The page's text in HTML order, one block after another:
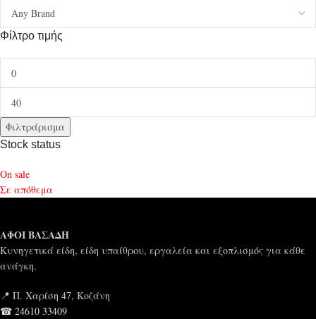
Φίλτρο τιμής
Φιλτράρισμα
Stock status
On sale
Σε απόθεμα
ΑΦΟΙ ΒΑΣΑΔΗ
Κυνηγετικά είδη, είδη υπαίθρου, εργαλεία και εξοπλισμός για κάθε
ανάγκη.
📍 Π. Χαρίση 47, Κοζάνη
☎ 24610 33409